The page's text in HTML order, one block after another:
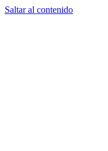
Saltar al contenido